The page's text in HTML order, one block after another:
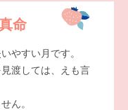
命
やすい月です。
渡しては、えも言
ん。